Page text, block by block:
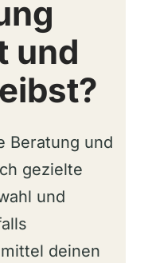
und
Beratung und
gezielte
und
deinen